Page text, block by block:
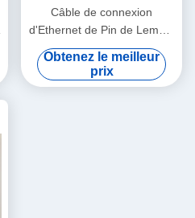
Câble de connexion
d'Ethernet de Pin de Lemo 2
à de ressort de 2 bornes
pour le foyer de radio
d'Alexa
Obtenez le meilleur
prix